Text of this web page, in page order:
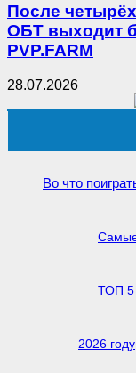
После
ОБТ выходит
PVP.FARM
28.07.2026
Во что
ТОП 5
2026 году